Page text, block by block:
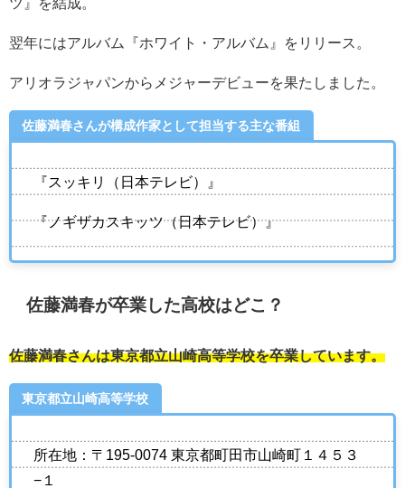
翌年にはアルバム『ホワイト・アルバム』をリリース。
アリオラジャパンからメジャーデビューを果たしました。
佐藤満春さんが構成作家として担当する主な番組
『スッキリ（日本テレビ）』
『ノギザカスキッツ（日本テレビ）』
佐藤満春が卒業した高校はどこ？
佐藤満春さんは東京都立山崎高等学校を卒業しています。
東京都立山崎高等学校
所在地：〒195-0074 東京都町田市山崎町１４５３
−１